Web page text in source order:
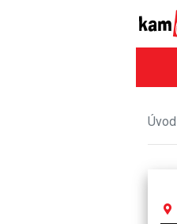
Úvod